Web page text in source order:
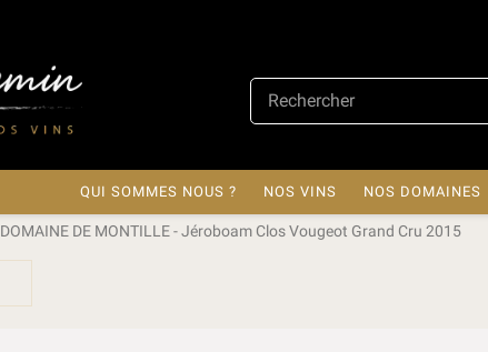
QUI SOMMES NOUS ? NOS VINS NOS DOMAINES
DOMAINE DE MONTILLE - Jéroboam Clos Vougeot Grand Cru 2015